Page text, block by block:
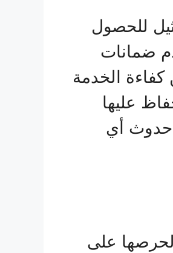
للحصول
ضمانات
الخدمة
عليها
حدوث أي
على